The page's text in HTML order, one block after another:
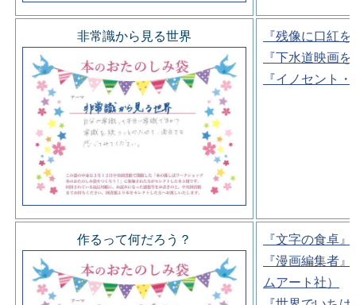
非常識から見る世界
『残像に口紅
『下水道映画
『イノセント
作るって何だろう？
『文字の食卓
『漫画編集者
ムアート社）